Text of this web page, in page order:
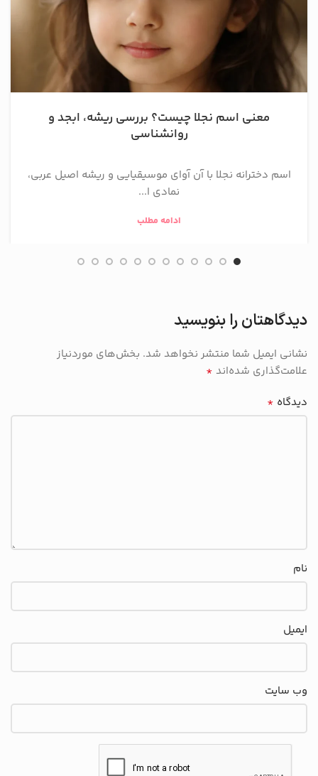
معنی اسم نجلا چیست؟ بررسی ریشه، ابجد و
روانشناسی
اسم دخترانه نجلا با آن آوای موسیقیایی و ریشه اصیل عربی،
نمادی ا...
ادامه مطلب
دیدگاهتان را بنویسید
نشانی ایمیل شما منتشر نخواهد شد. بخش‌های موردنیاز
علامت‌گذاری شده‌اند *
دیدگاه *
نام
ایمیل
وب‌ سایت